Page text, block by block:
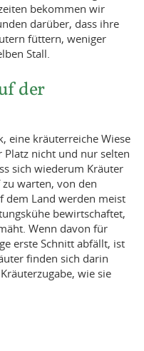
bekommen wir
darüber, dass ihre
füttern, weniger
Stall.
der
eine kräuterreiche Wiese
nicht und nur selten
sich wiederum Kräuter
warten, von den
dem Land werden meist
bewirtschaftet,
Wenn davon für
erste Schnitt abfällt, ist
finden sich darin
wie sie